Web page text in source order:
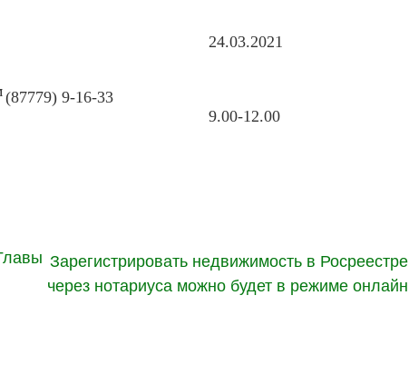
(87779) 9-16-33
24.03.2021
9.00-12.00
Зарегистрировать недвижимость в Росреестре
через нотариуса можно будет в режиме онлайн